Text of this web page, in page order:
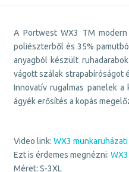
A Portwest WX3 TM
poliészterből és 35%
anyagból készült
vágott szálak strapabíróságot
Innovatív rugalmas panelek
ágyék erősítés a kopás
Video link:WX3
Ezt is érdemes megnézni:
Méret: S-3XL